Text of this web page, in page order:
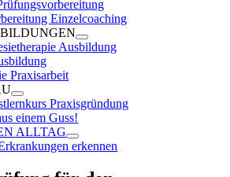
Einzelcoaching
Ausbildung
Praxisarbeit
Praxisgründung
einem Guss!
ALLTAG
erkennen